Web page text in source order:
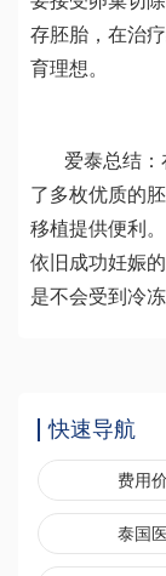
存胚胎，在治
育理想。
爱泰总结：
了多枚优质的
移植提供便利
依旧成功妊娠
是不会受到冷
快速导航
费用
泰国